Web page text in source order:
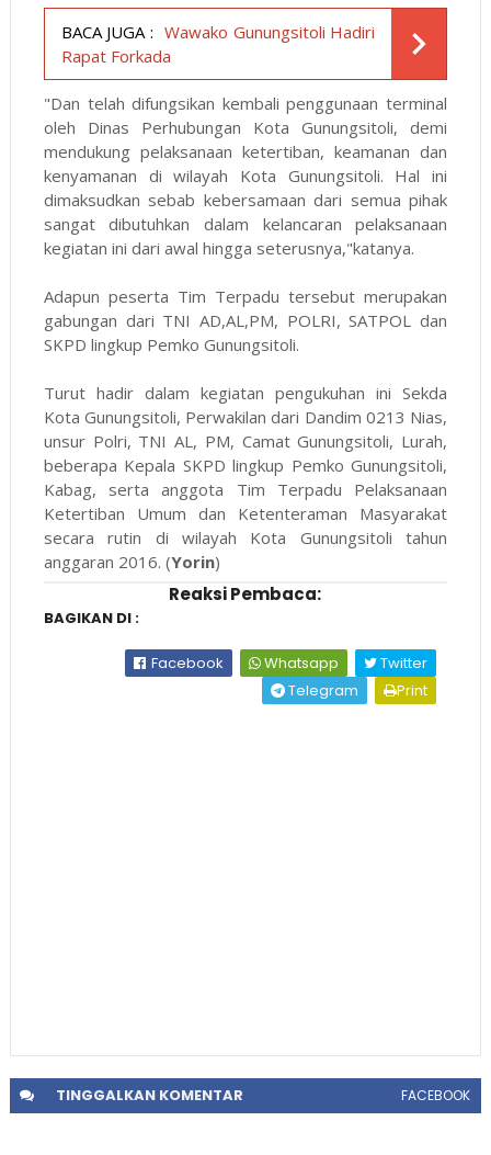
BACA JUGA : Wawako Gunungsitoli Hadiri
Rapat Forkada
"Dan telah difungsikan kembali penggunaan terminal
oleh Dinas Perhubungan Kota Gunungsitoli, demi
mendukung pelaksanaan ketertiban, keamanan dan
kenyamanan di wilayah Kota Gunungsitoli. Hal ini
dimaksudkan sebab kebersamaan dari semua pihak
sangat dibutuhkan dalam kelancaran pelaksanaan
kegiatan ini dari awal hingga seterusnya,"katanya.
Adapun peserta Tim Terpadu tersebut merupakan
gabungan dari TNI AD,AL,PM, POLRI, SATPOL dan
SKPD lingkup Pemko Gunungsitoli.
Turut hadir dalam kegiatan pengukuhan ini Sekda
Kota Gunungsitoli, Perwakilan dari Dandim 0213 Nias,
unsur Polri, TNI AL, PM, Camat Gunungsitoli, Lurah,
beberapa Kepala SKPD lingkup Pemko Gunungsitoli,
Kabag, serta anggota Tim Terpadu Pelaksanaan
Ketertiban Umum dan Ketenteraman Masyarakat
secara rutin di wilayah Kota Gunungsitoli tahun
anggaran 2016. (Yorin)
Reaksi Pembaca:
BAGIKAN DI :
Facebook Whatsapp
Twitter
Telegram
Print
TINGGALKANKOMENTAR FACEBOOK